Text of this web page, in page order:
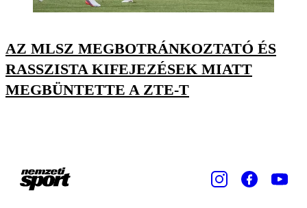
AZ MLSZ MEGBOTRÁNKOZTATÓ ÉS
RASSZISTA KIFEJEZÉSEK MIATT
MEGBÜNTETTE A ZTE-T